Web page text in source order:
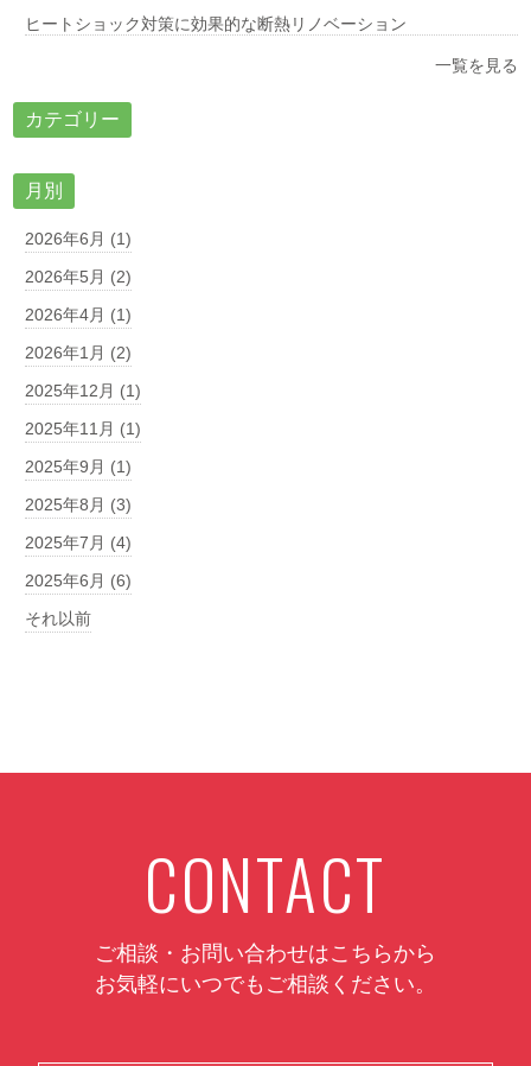
ヒートショック対策に効果的な断熱リノベーション
一覧を見る
カテゴリー
月別
2026年6月 (1)
2026年5月 (2)
2026年4月 (1)
2026年1月 (2)
2025年12月 (1)
2025年11月 (1)
2025年9月 (1)
2025年8月 (3)
2025年7月 (4)
2025年6月 (6)
それ以前
CONTACT
ご相談・お問い合わせはこちらから
お気軽にいつでもご相談ください。